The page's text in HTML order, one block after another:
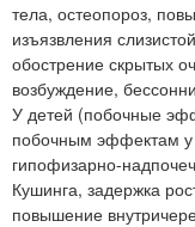
тела, остеопороз,
изъязвления
обострение скрытых
возбуждение,
У детей (побочные
побочным эффектам у
гипофизарно-
Кушинга, задержка
повышение